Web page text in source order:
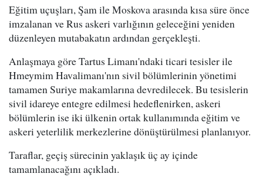
Eğitim uçuşları, Şam ile Moskova arasında kısa süre önce
imzalanan ve Rus askeri varlığının geleceğini yeniden
düzenleyen mutabakatın ardından gerçekleşti.
Anlaşmaya göre Tartus Limanı'ndaki ticari tesisler ile
Hmeymim Havalimanı'nın sivil bölümlerinin yönetimi
tamamen Suriye makamlarına devredilecek. Bu tesislerin
sivil idareye entegre edilmesi hedeflenirken, askeri
bölümlerin ise iki ülkenin ortak kullanımında eğitim ve
askeri yeterlilik merkezlerine dönüştürülmesi planlanıyor.
Taraflar, geçiş sürecinin yaklaşık üç ay içinde
tamamlanacağını açıkladı.